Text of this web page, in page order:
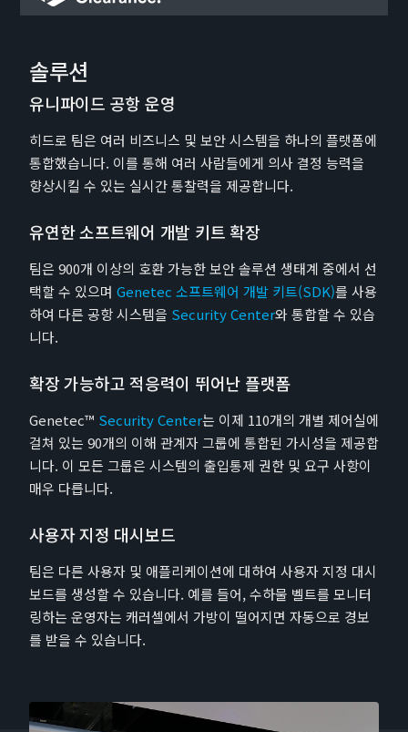
솔루션
유니파이드 공항 운영
히드로 팀은 여러 비즈니스 및 보안 시스템을 하나의 플랫폼에
통합했습니다. 이를 통해 여러 사람들에게 의사 결정 능력을
향상시킬 수 있는 실시간 통찰력을 제공합니다.
유연한 소프트웨어 개발 키트 확장
팀은 900개 이상의 호환 가능한 보안 솔루션 생태계 중에서 선
택할 수 있으며 Genetec 소프트웨어 개발 키트(SDK)를 사용
하여 다른 공항 시스템을 Security Center와 통합할 수 있습
니다.
확장 가능하고 적응력이 뛰어난 플랫폼
Genetec™ Security Center는 이제 110개의 개별 제어실에
걸쳐 있는 90개의 이해 관계자 그룹에 통합된 가시성을 제공합
니다. 이 모든 그룹은 시스템의 출입통제 권한 및 요구 사항이
매우 다릅니다.
사용자 지정 대시보드
팀은 다른 사용자 및 애플리케이션에 대하여 사용자 지정 대시
보드를 생성할 수 있습니다. 예를 들어, 수하물 벨트를 모니터
링하는 운영자는 캐러셀에서 가방이 떨어지면 자동으로 경보
를 받을 수 있습니다.